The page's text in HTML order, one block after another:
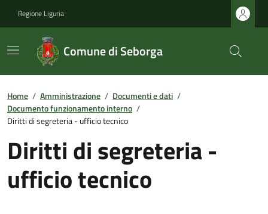
Regione Liguria
Comune di Seborga
Home / Amministrazione / Documenti e dati /
Documento funzionamento interno /
Diritti di segreteria - ufficio tecnico
Diritti di segreteria -
ufficio tecnico